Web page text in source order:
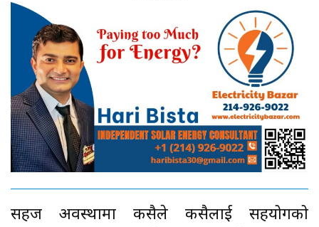
सहज अवस्थामा कसैले कसैलाई सहयोगको